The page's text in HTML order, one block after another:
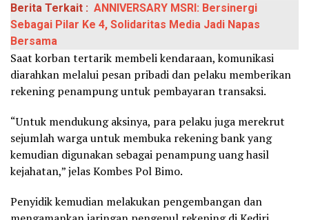
Berita Terkait : ANNIVERSARY MSRI: Bersinergi
Sebagai Pilar Ke 4, Solidaritas Media Jadi Napas
Bersama
Saat korban tertarik membeli kendaraan, komunikasi
diarahkan melalui pesan pribadi dan pelaku memberikan
rekening penampung untuk pembayaran transaksi.
“Untuk mendukung aksinya, para pelaku juga merekrut
sejumlah warga untuk membuka rekening bank yang
kemudian digunakan sebagai penampung uang hasil
kejahatan,” jelas Kombes Pol Bimo.
Penyidik kemudian melakukan pengembangan dan